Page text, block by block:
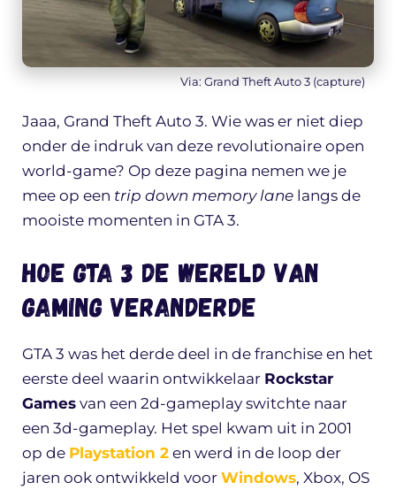
Via: Grand Theft Auto 3 (capture)
Jaaa, Grand Theft Auto 3. Wie was er niet diep
onder de indruk van deze revolutionaire open
world-game? Op deze pagina nemen we je
mee op een trip down memory lane langs de
mooiste momenten in GTA 3.
Hoe GTA 3 de wereld van
gaming veranderde
GTA 3 was het derde deel in de franchise en het
eerste deel waarin ontwikkelaar Rockstar
Games van een 2d-gameplay switchte naar
een 3d-gameplay. Het spel kwam uit in 2001
op de Playstation 2 en werd in de loop der
jaren ook ontwikkeld voor Windows, Xbox, OS